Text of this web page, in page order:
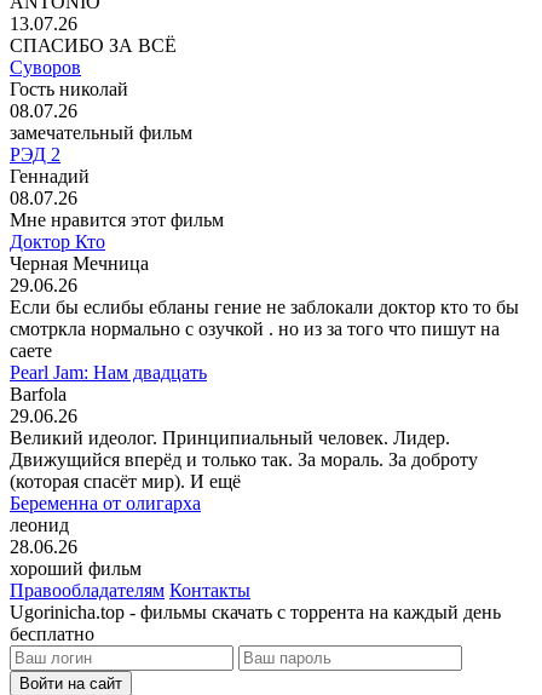
13.07.26
СПАСИБО ЗА ВСЁ
Суворов
Гость николай
08.07.26
замечательный фильм
РЭД 2
Геннадий
08.07.26
Мне нравится этот фильм
Доктор Кто
Черная Мечница
29.06.26
Если бы еслибы ебланы гение не заблокали доктор кто то бы
смотркла нормально с озучкой . но из за того что пишут на
саете
Pearl Jam: Нам двадцать
Barfola
29.06.26
Великий идеолог. Принципиальный человек. Лидер.
Движущийся вперёд и только так. За мораль. За доброту
(которая спасёт мир). И ещё
Беременна от олигарха
леонид
28.06.26
хороший фильм
Правообладателям Контакты
Ugorinicha.top - фильмы скачать с торрента на каждый день
бесплатно
Войти на сайт